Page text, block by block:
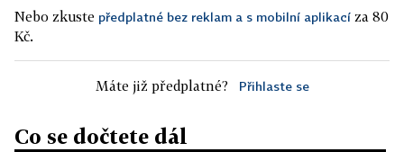
Nebo zkuste předplatné bez reklam a s mobilní aplikací za 80
Kč.
Máte již předplatné? Přihlaste se
Co se dočtete dál